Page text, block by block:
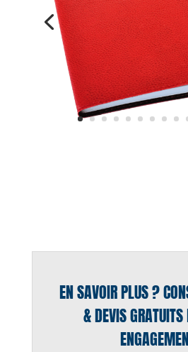
EN SAVOIR PLUS ?
& DEVIS